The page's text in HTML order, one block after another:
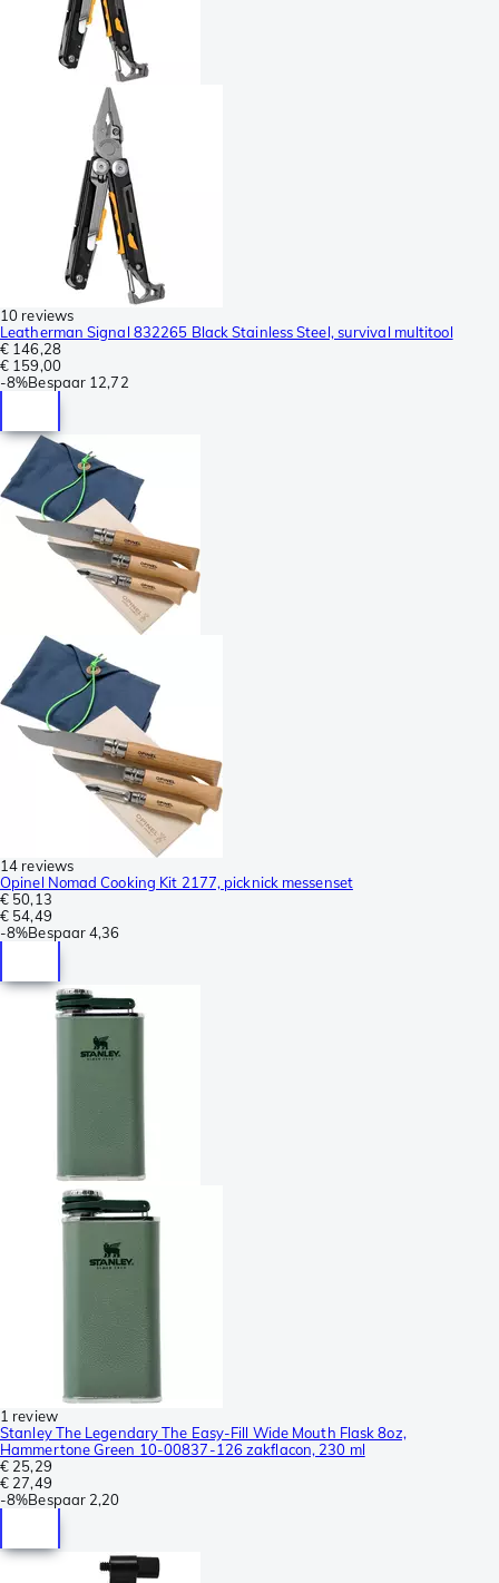
10 reviews
Leatherman Signal 832265 Black Stainless Steel, survival multitool
€ 146,28
€ 159,00
-8%Bespaar 12,72
14 reviews
Opinel Nomad Cooking Kit 2177, picknick messenset
€ 50,13
€ 54,49
-8%Bespaar4,36
1 review
Stanley The Legendary The Easy-Fill Wide Mouth Flask 8oz,
Hammertone Green 10-00837-126 zakflacon, 230 ml
€ 25,29
€ 27,49
-8%Bespaar 2,20